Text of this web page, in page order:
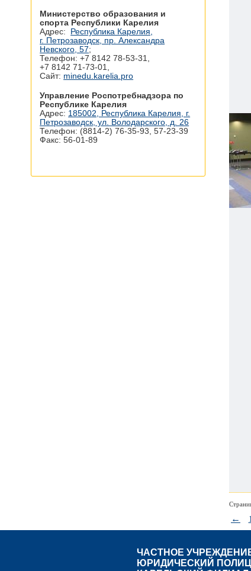
Министерство образования и
спорта Республики Карелия
Адрес:
Республика Карелия,
г. Петрозаводск, пр. Александра
Невского, 57;
Телефон: +7 8142 78‑53-31,
+7 8142 71‑73-01,
Сайт: minedu.karelia.pro
Управление Роспотребнадзора по
Республике Карелия
Адрес: 185002, Республика Карелия, г.
Петрозаводск, ул. Володарского, д. 26
Телефон: (8814-2) 76-35-93, 57-23-39
Факс: 56-01-89
←
ЧАСТНОЕ
ЮРИДИЧЕСКИЙ